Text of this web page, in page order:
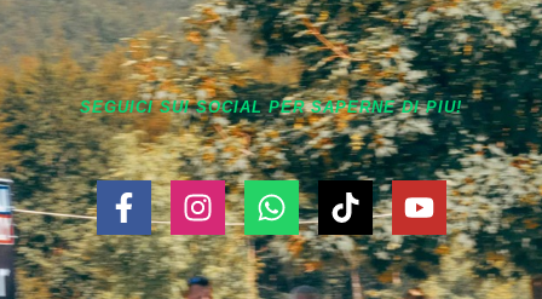
SEGUICI SUI SOCIAL PER SAPERNE DI PIU!